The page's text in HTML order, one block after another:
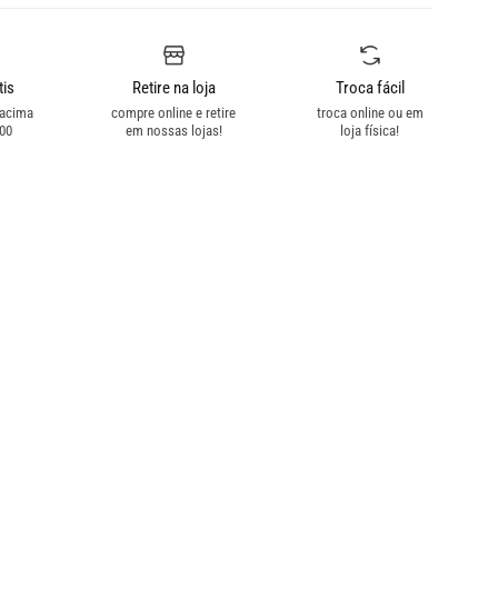
Retire na loja
compre online e retire
em nossas lojas!
Troca fácil
troca online ou em
loja física!